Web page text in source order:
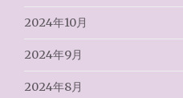
2024年10月
2024年9月
2024年8月